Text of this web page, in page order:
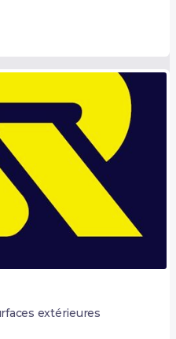
extérieures